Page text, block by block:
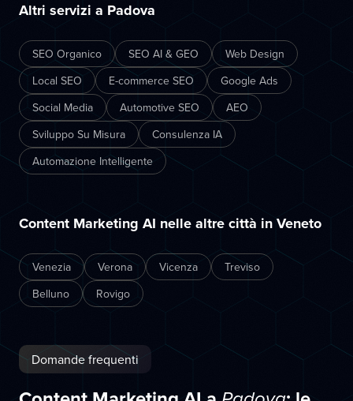
Altri servizi a Padova
SEO Organico SEO AI & GEO
Web Design
Local SEO
E-commerce SEO
Google Ads
Social Media
Automotive SEO
AEO
Sviluppo Su Misura
Consulenza IA
Automazione Intelligente
Content Marketing AI nelle altre città in Veneto
Venezia Verona Vicenza
Treviso
Belluno
Rovigo
Domande frequenti